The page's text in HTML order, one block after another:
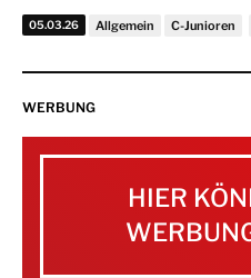
05.03.26 Allgemein C-Junioren
WERBUNG
HIER